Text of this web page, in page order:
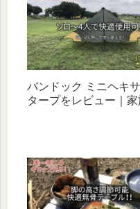
バンドック ミニヘキ
タープをレビュー｜家